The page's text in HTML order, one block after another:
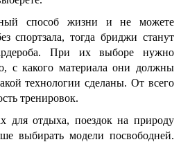
способ жизни и не можете
спортзала, тогда бриджи станут
При их выборе нужно
с какого материала они должны
технологии сделаны. От всего
тренировок.
для отдыха, поездок на природу
выбирать модели посвободней.